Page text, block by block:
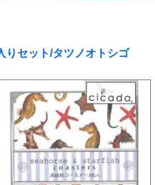
りセット/タツノオトシゴ